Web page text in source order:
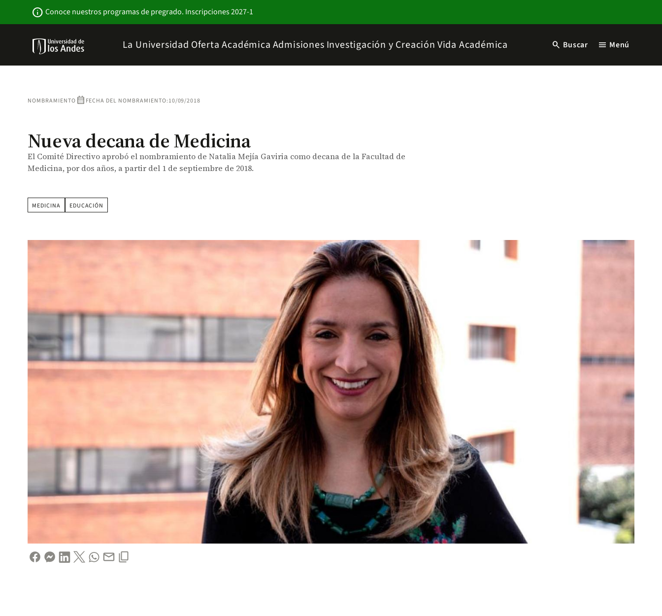
info Conoce nuestros programas de pregrado. Inscripciones 2027-1
La Universidad Oferta Académica Admisiones Investigación y Creación Vida Académica search Buscar menu Menú
NOMBRAMIENTO calendar_month FECHA DEL NOMBRAMIENTO:10/09/2018
Nueva decana de Medicina
El Comité Directivo aprobó el nombramiento de Natalia Mejía Gaviria como decana de la Facultad de
Medicina, por dos años, a partir del 1 de septiembre de 2018.
MEDICINA EDUCACIÓN